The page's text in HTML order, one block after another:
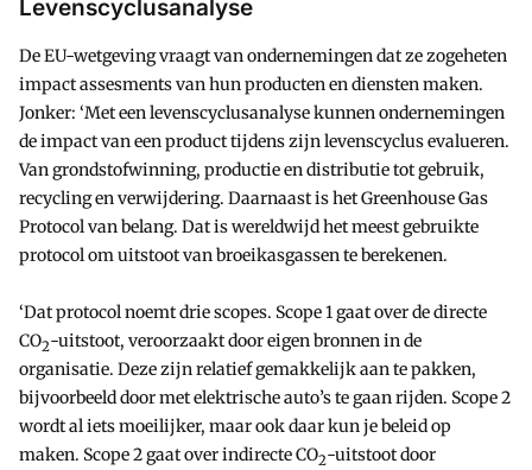
Levenscyclusanalyse
De EU-wetgeving vraagt van ondernemingen dat ze zogeheten
impact assesments van hun producten en diensten maken.
Jonker: ‘Met een levenscyclusanalyse kunnen ondernemingen
de impact van een product tijdens zijn levenscyclus evalueren.
Van grondstofwinning, productie en distributie tot gebruik,
recycling en verwijdering. Daarnaast is het Greenhouse Gas
Protocol van belang. Dat is wereldwijd het meest gebruikte
protocol om uitstoot van broeikasgassen te berekenen.
‘Dat protocol noemt drie scopes. Scope 1 gaat over de directe
CO2-uitstoot, veroorzaakt door eigen bronnen in de
organisatie. Deze zijn relatief gemakkelijk aan te pakken,
bijvoorbeeld door met elektrische auto’s te gaan rijden. Scope 2
wordt al iets moeilijker, maar ook daar kun je beleid op
maken. Scope 2 gaat over indirecte CO2-uitstoot door